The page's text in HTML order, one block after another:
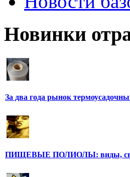
Новинки
За два года рынок
ПИЩЕВЫЕ ПОЛИОЛЫ: виды,